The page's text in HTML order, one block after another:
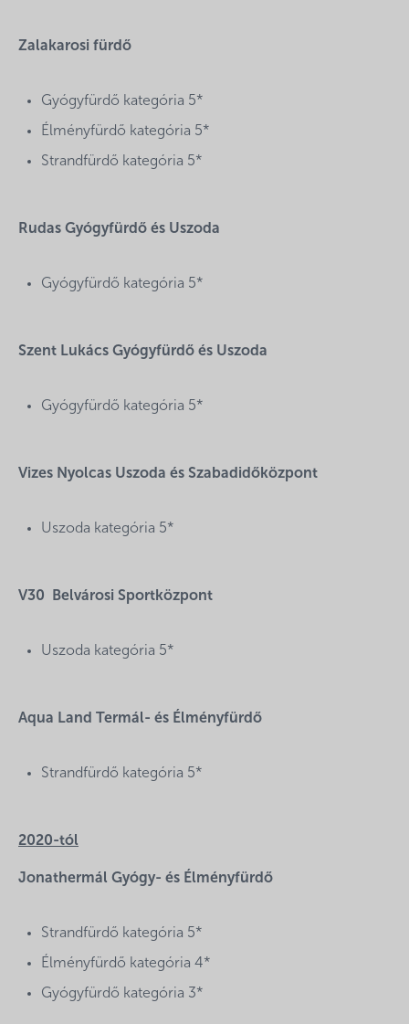
Zalakarosi fürdő
Gyógyfürdő kategória 5*
Élményfürdő kategória 5*
Strandfürdő kategória 5*
Rudas Gyógyfürdő és Uszoda
Gyógyfürdő kategória 5*
Szent Lukács Gyógyfürdő és Uszoda
Gyógyfürdő kategória 5*
Vizes Nyolcas Uszoda és Szabadidőközpont
Uszoda kategória 5*
V30 Belvárosi Sportközpont
Uszoda kategória 5*
Aqua Land Termál- és Élményfürdő
Strandfürdő kategória 5*
2020-tól
Jonathermál Gyógy- és Élményfürdő
Strandfürdő kategória 5*
Élményfürdő kategória 4*
Gyógyfürdő kategória 3*